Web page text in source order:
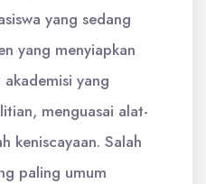
yang sedang
yang menyiapkan
yang
menguasai alat-
keniscayaan. Salah
paling umum